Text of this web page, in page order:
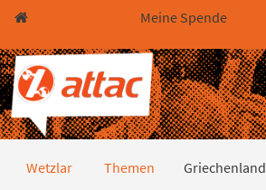
Direkt zum Hauptinhalt springen
Direkt zur Haupt-Navigation springen
Direkt zur Service-Navigation springen
Direkt zur Footer-Navigation springen
Direkt zum Footerinhalt springen
Meine Spende
Griechenland
Wetzlar Themen Griechenland